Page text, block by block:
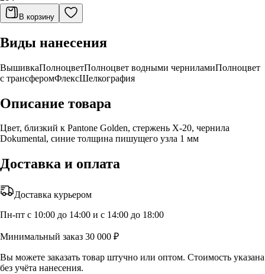
В корзину
Виды нанесения
ВышивкаПолноцветПолноцвет водными черниламиПолноцвет
с трансферомФлексШелкография
Описание товара
Цвет, близкий к Pantone Golden, стержень Х-20, чернила
Dokumental, синие толщина пишущего узла 1 мм
Доставка и оплата
Доставка курьером
Пн-пт с 10:00 до 14:00 и с 14:00 до 18:00
Минимальный заказ 30 000 ₽
Вы можете заказать товар штучно или оптом. Стоимость указана
без учёта нанесения.